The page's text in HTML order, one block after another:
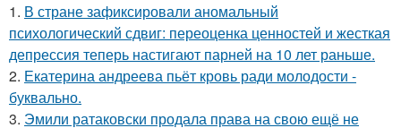
1. В стране зафиксировали аномальный
психологический сдвиг: переоценка ценностей и жесткая
депрессия теперь настигают парней на 10 лет раньше.
2. Екатерина андреева пьёт кровь ради молодости -
буквально.
3. Эмили ратаковски продала права на свою ещё не